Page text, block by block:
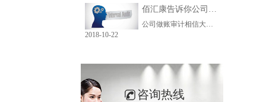
公司做账审计相信大家并不陌生，但是现在很多人都不知道做账审计的重要性，现在我们一起来了解一下吧。2018年9月11日是香港特别行政区在国际反避税行动中的又一个里程碑。根据香港特别行政区新闻处2018年9月11日下午发布的正式公告，内地与香港就实施CRS国际反避税税务事宜自动交换财务帐户数据(自动交换数据)的安排......
2018-10-22
咨询热线